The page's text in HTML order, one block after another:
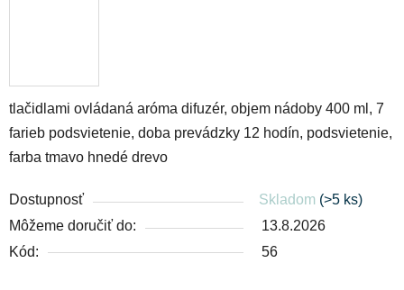
tlačidlami ovládaná aróma difuzér, objem nádoby 400 ml, 7
farieb podsvietenie, doba prevádzky 12 hodín, podsvietenie,
farba tmavo hnedé drevo
Dostupnosť Skladom (>5 ks)
Môžeme doručiť do:
13.8.2026
Kód:
56